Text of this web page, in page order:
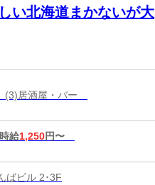
い北海道まかないが大
(3)居酒屋・バー
給1,250円〜
ばビル 2･3F